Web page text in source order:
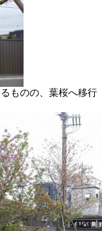
ものの、葉桜へ移行